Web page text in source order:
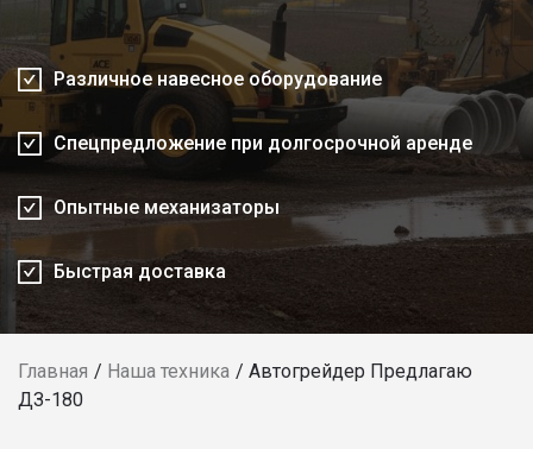
Различное навесное оборудование
Спецпредложение при долгосрочной аренде
Опытные механизаторы
Быстрая доставка
Главная Наша техника
Автогрейдер Предлагаю
ДЗ-180